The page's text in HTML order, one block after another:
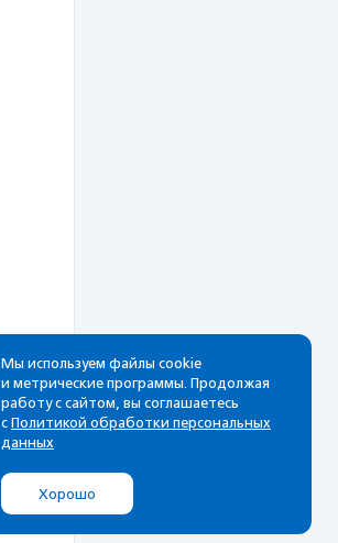
Рассылка
Cамые свежие новости,
почтовом ящике
Мы используем файлы cookie
и метрические программы. Продолжая
работу с сайтом, вы соглашаетесь
с Политикой обработки персональных
данных
Хорошо